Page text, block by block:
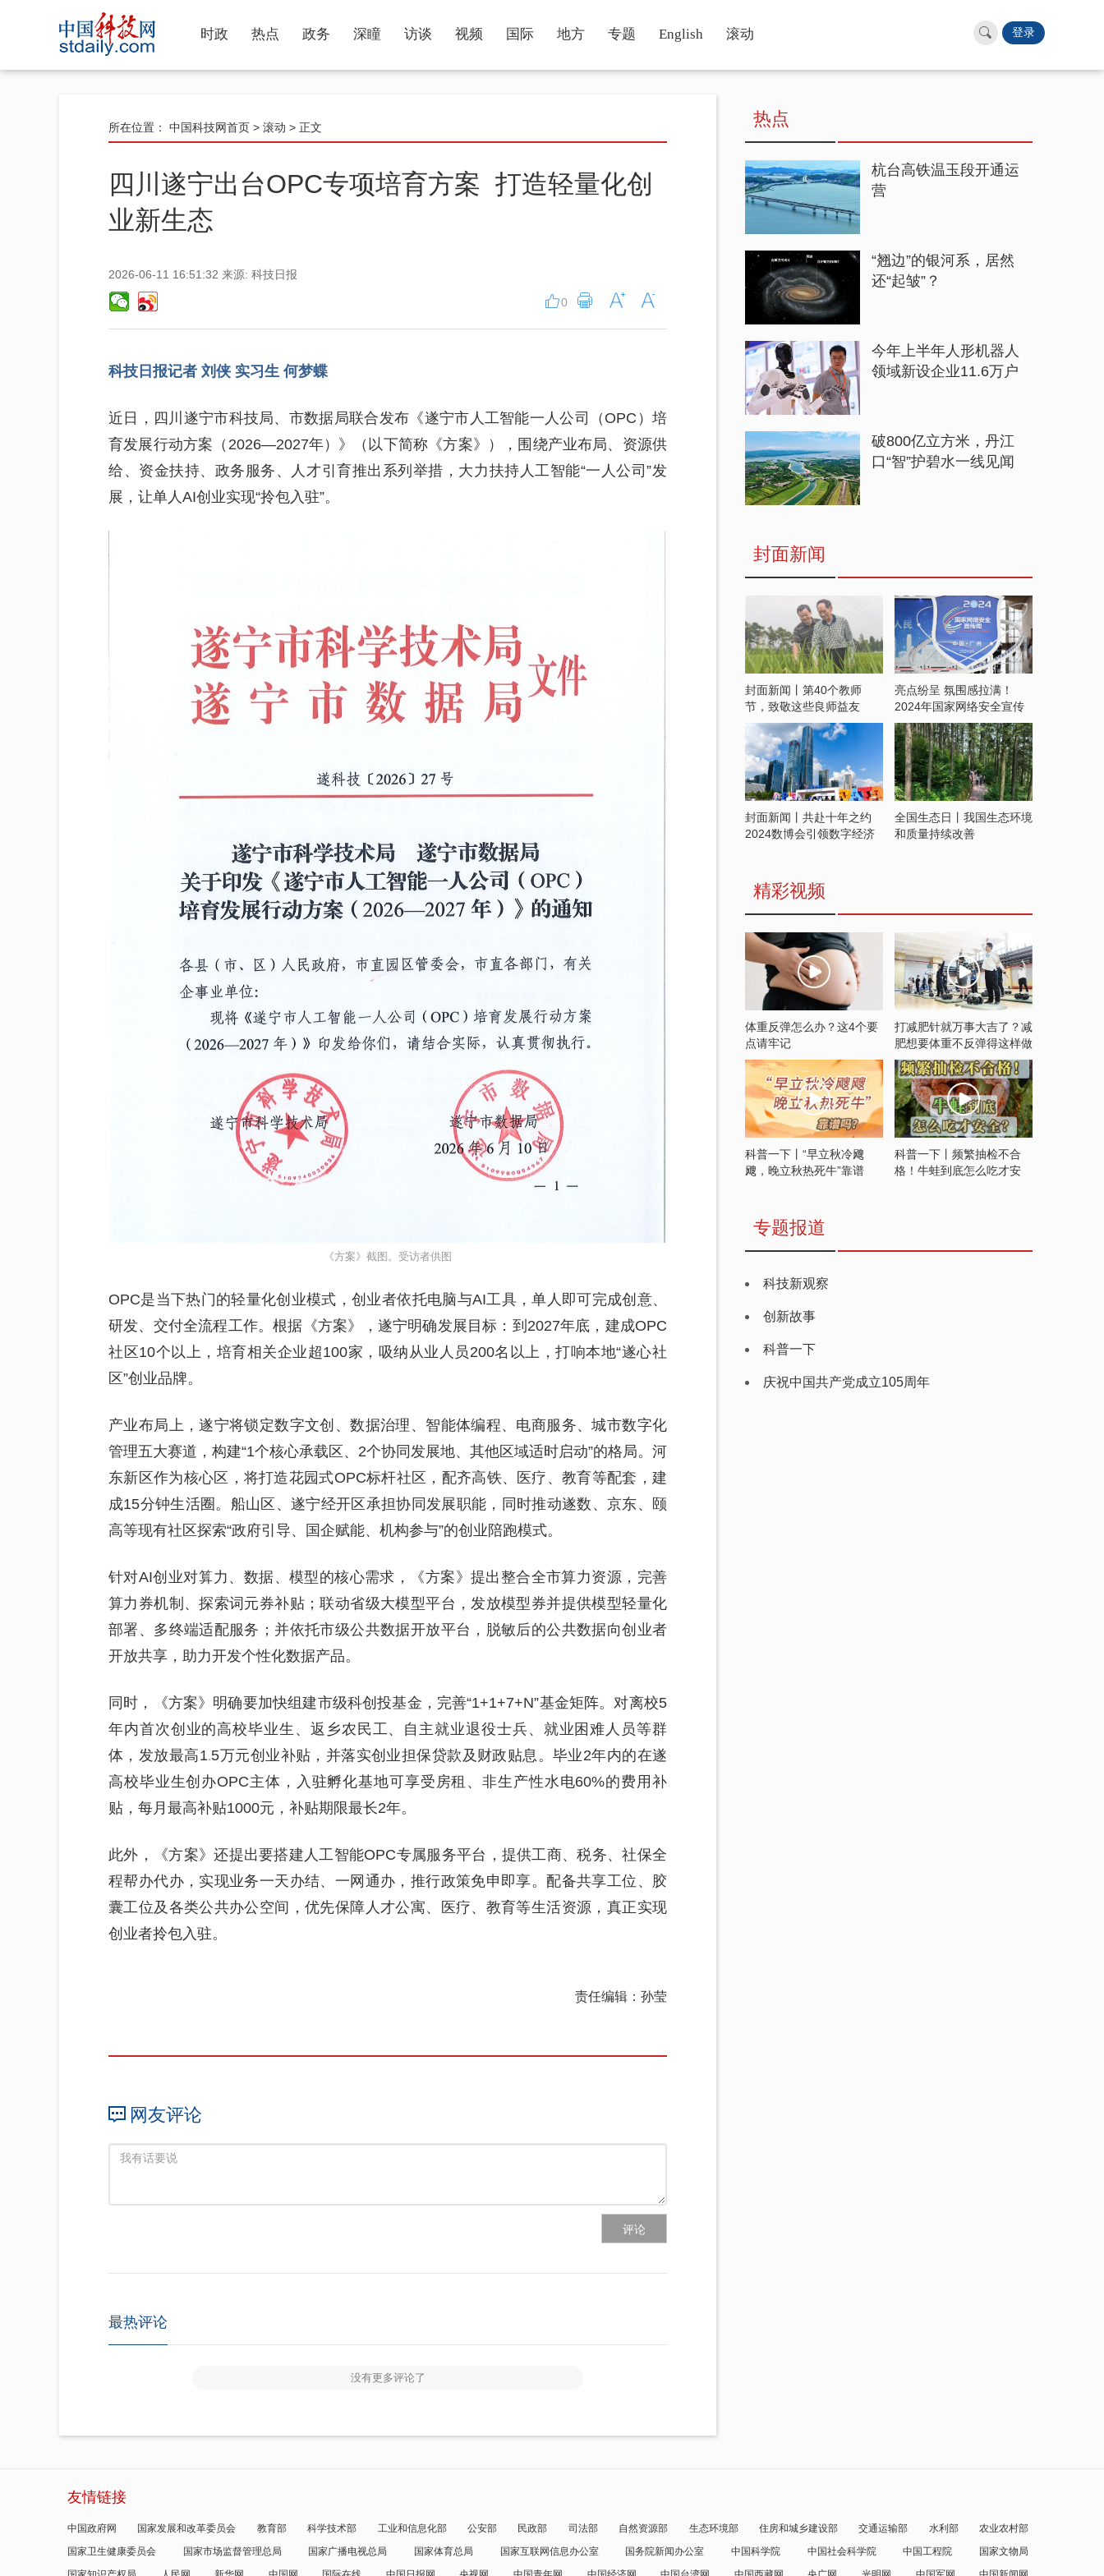
时政 热点 政务 深瞳 访谈 视频 国际 地方 专题 English 滚动 登录
所在位置： 中国科技网首页 > 滚动 > 正文
四川遂宁出台OPC专项培育方案 打造轻量化创
业新生态
2026-06-11 16:51:32 来源: 科技日报
0
科技日报记者 刘侠 实习生 何梦蝶
近日，四川遂宁市科技局、市数据局联合发布《遂宁市人工智能一人公司（OPC）培
育发展行动方案（2026—2027年）》（以下简称《方案》），围绕产业布局、资源供
给、资金扶持、政务服务、人才引育推出系列举措，大力扶持人工智能“一人公司”发
展，让单人AI创业实现“拎包入驻”。
《方案》截图。受访者供图
OPC是当下热门的轻量化创业模式，创业者依托电脑与AI工具，单人即可完成创意、
研发、交付全流程工作。根据《方案》，遂宁明确发展目标：到2027年底，建成OPC
社区10个以上，培育相关企业超100家，吸纳从业人员200名以上，打响本地“遂心社
区”创业品牌。
产业布局上，遂宁将锁定数字文创、数据治理、智能体编程、电商服务、城市数字化
管理五大赛道，构建“1个核心承载区、2个协同发展地、其他区域适时启动”的格局。河
东新区作为核心区，将打造花园式OPC标杆社区，配齐高铁、医疗、教育等配套，建
成15分钟生活圈。船山区、遂宁经开区承担协同发展职能，同时推动遂数、京东、颐
高等现有社区探索“政府引导、国企赋能、机构参与”的创业陪跑模式。
针对AI创业对算力、数据、模型的核心需求，《方案》提出整合全市算力资源，完善
算力券机制、探索词元券补贴；联动省级大模型平台，发放模型券并提供模型轻量化
部署、多终端适配服务；并依托市级公共数据开放平台，脱敏后的公共数据向创业者
开放共享，助力开发个性化数据产品。
同时，《方案》明确要加快组建市级科创投基金，完善“1+1+7+N”基金矩阵。对离校5
年内首次创业的高校毕业生、返乡农民工、自主就业退役士兵、就业困难人员等群
体，发放最高1.5万元创业补贴，并落实创业担保贷款及财政贴息。毕业2年内的在遂
高校毕业生创办OPC主体，入驻孵化基地可享受房租、非生产性水电60%的费用补
贴，每月最高补贴1000元，补贴期限最长2年。
此外，《方案》还提出要搭建人工智能OPC专属服务平台，提供工商、税务、社保全
程帮办代办，实现业务一天办结、一网通办，推行政策免申即享。配备共享工位、胶
囊工位及各类公共办公空间，优先保障人才公寓、医疗、教育等生活资源，真正实现
创业者拎包入驻。
责任编辑：孙莹
网友评论
评论
最热评论
没有更多评论了
热点
杭台高铁温玉段开通运
营
“翘边”的银河系，居然
还“起皱”？
今年上半年人形机器人
领域新设企业11.6万户
破800亿立方米，丹江
口“智”护碧水一线见闻
封面新闻
封面新闻丨第40个教师
节，致敬这些良师益友
亮点纷呈 氛围感拉满！
2024年国家网络安全宣传
周开启
封面新闻丨共赴十年之约
2024数博会引领数字经济
全国生态日丨我国生态环境
和质量持续改善
精彩视频
体重反弹怎么办？这4个要
点请牢记
打减肥针就万事大吉了？减
肥想要体重不反弹得这样做
科普一下丨“早立秋冷飕
飕，晚立秋热死牛”靠谱
科普一下丨频繁抽检不合
格！牛蛙到底怎么吃才安
专题报道
科技新观察
创新故事
科普一下
庆祝中国共产党成立105周年
友情链接
中国政府网 国家发展和改革委员会 教育部 科学技术部 工业和信息化部 公安部 民政部 司法部 自然资源部 生态环境部 住房和城乡建设部 交通运输部 水利部
农业农村部
国家卫生健康委员会
国家市场监督管理总局 国家广播电视总局 国家体育总局 国家互联网信息办公室 国务院新闻办公室 中国科学院 中国社会科学院 中国工程院
国家文物局